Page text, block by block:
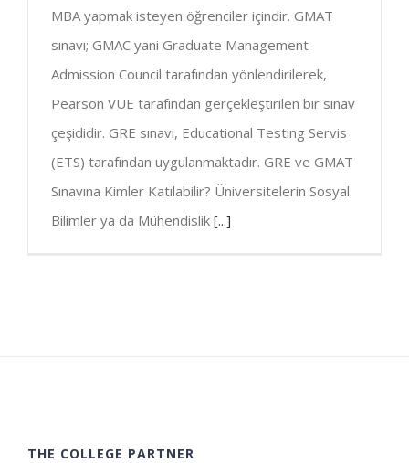
MBA yapmak isteyen öğrenciler içindir. GMAT
sınavı; GMAC yani Graduate Management
Admission Council tarafından yönlendirilerek,
Pearson VUE tarafından gerçekleştirilen bir sınav
çeşididir. GRE sınavı, Educational Testing Servis
(ETS) tarafından uygulanmaktadır. GRE ve GMAT
Sınavına Kimler Katılabilir? Üniversitelerin Sosyal
Bilimler ya da Mühendislik [...]
THE COLLEGE PARTNER